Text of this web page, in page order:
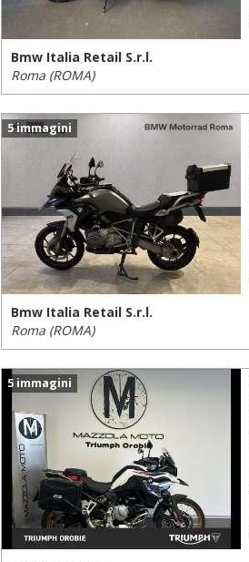
Bmw Italia Retail S.r.l.
Roma (ROMA)
5 immagini
Bmw Italia Retail S.r.l.
Roma (ROMA)
5 immagini